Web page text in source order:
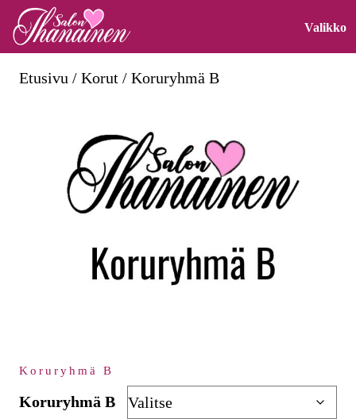
Skip
content
Valikko
Etusivu / Korut / Koruryhmä B
Koruryhmä B
Koruryhmä B